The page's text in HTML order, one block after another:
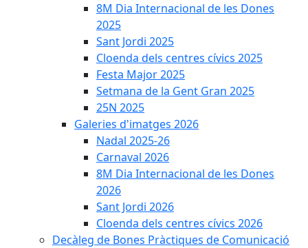
8M Dia Internacional de les Dones
2025
Sant Jordi 2025
Cloenda dels centres cívics 2025
Festa Major 2025
Setmana de la Gent Gran 2025
25N 2025
Galeries d'imatges 2026
Nadal 2025-26
Carnaval 2026
8M Dia Internacional de les Dones
2026
Sant Jordi 2026
Cloenda dels centres cívics 2026
Decàleg de Bones Pràctiques de Comunicació